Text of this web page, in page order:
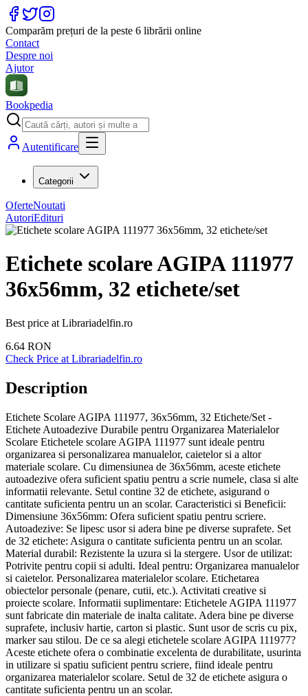
Comparăm prețuri de la peste 6 librării online
Contact
Despre noi
Ajutor
Bookpedia
Autentificare
Categorii
OferteNoutati
AutoriEdituri
Etichete scolare AGIPA 111977
36x56mm, 32 etichete/set
Best price at Librariadelfin.ro
6.64 RON
Check Price at Librariadelfin.ro
Description
Etichete Scolare AGIPA 111977, 36x56mm, 32 Etichete/Set -
Etichete Autoadezive Durabile pentru Organizarea Materialelor
Scolare Etichetele scolare AGIPA 111977 sunt ideale pentru
organizarea si personalizarea manualelor, caietelor si a altor
materiale scolare. Cu dimensiunea de 36x56mm, aceste etichete
autoadezive ofera suficient spatiu pentru a scrie numele, clasa si alte
informatii relevante. Setul contine 32 de etichete, asigurand o
cantitate suficienta pentru un an scolar. Caracteristici si Beneficii:
Dimensiune 36x56mm: Ofera suficient spatiu pentru scriere.
Autoadezive: Se lipesc usor si adera bine pe diverse suprafete. Set
de 32 etichete: Asigura o cantitate suficienta pentru un an scolar.
Material durabil: Rezistente la uzura si la stergere. Usor de utilizat:
Potrivite pentru copii si adulti. Ideal pentru: Organizarea manualelor
si caietelor. Personalizarea materialelor scolare. Etichetarea
obiectelor personale (penare, cutii, etc.). Activitati creative si
proiecte scolare. Informatii suplimentare: Etichetele AGIPA 111977
sunt fabricate din materiale de inalta calitate. Adera bine pe diverse
suprafete, inclusiv hartie, carton si plastic. Sunt usor de scris cu pix,
marker sau stilou. De ce sa alegi etichetele scolare AGIPA 111977?
Aceste etichete ofera o combinatie excelenta de durabilitate, usurinta
in utilizare si spatiu suficient pentru scriere, fiind ideale pentru
organizarea materialelor scolare. Setul de 32 de etichete asigura o
cantitate suficienta pentru un an scolar.